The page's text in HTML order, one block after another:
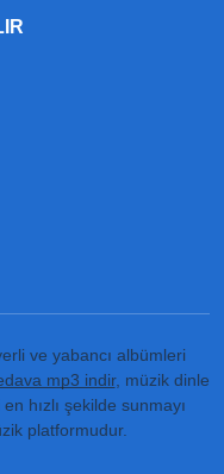
ve yabancı albümleri
mp3 indir, müzik dinle
hızlı şekilde sunmayı
platformudur.